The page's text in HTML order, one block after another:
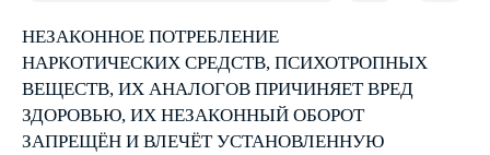
НЕЗАКОННОЕ ПОТРЕБЛЕНИЕ
НАРКОТИЧЕСКИХ СРЕДСТВ, ПСИХОТРОПНЫХ
ВЕЩЕСТВ, ИХ АНАЛОГОВ ПРИЧИНЯЕТ ВРЕД
ЗДОРОВЬЮ, ИХ НЕЗАКОННЫЙ ОБОРОТ
ЗАПРЕЩЁН И ВЛЕЧЁТ УСТАНОВЛЕННУЮ